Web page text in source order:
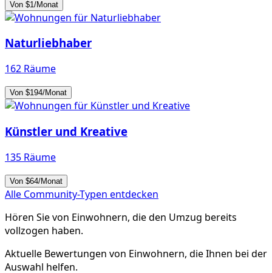
Von $1/Monat
Naturliebhaber
162 Räume
Von $194/Monat
Künstler und Kreative
135 Räume
Von $64/Monat
Alle Community-Typen entdecken
Hören Sie von Einwohnern, die den Umzug bereits
vollzogen haben.
Aktuelle Bewertungen von Einwohnern, die Ihnen bei der
Auswahl helfen.